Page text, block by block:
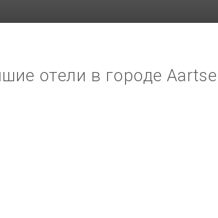
отели в городе